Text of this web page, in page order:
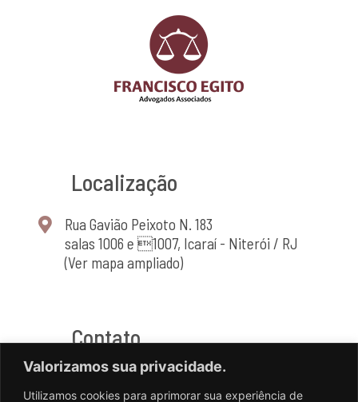
Valorizamos sua privacidade.
Utilizamos cookies para aprimorar sua experiência de
Localização
Rua Gavião Peixoto N. 183
salas 1006 e 1007, Icaraí - Niterói / RJ
(Ver mapa ampliado)
Contato
(21) 2714-4464